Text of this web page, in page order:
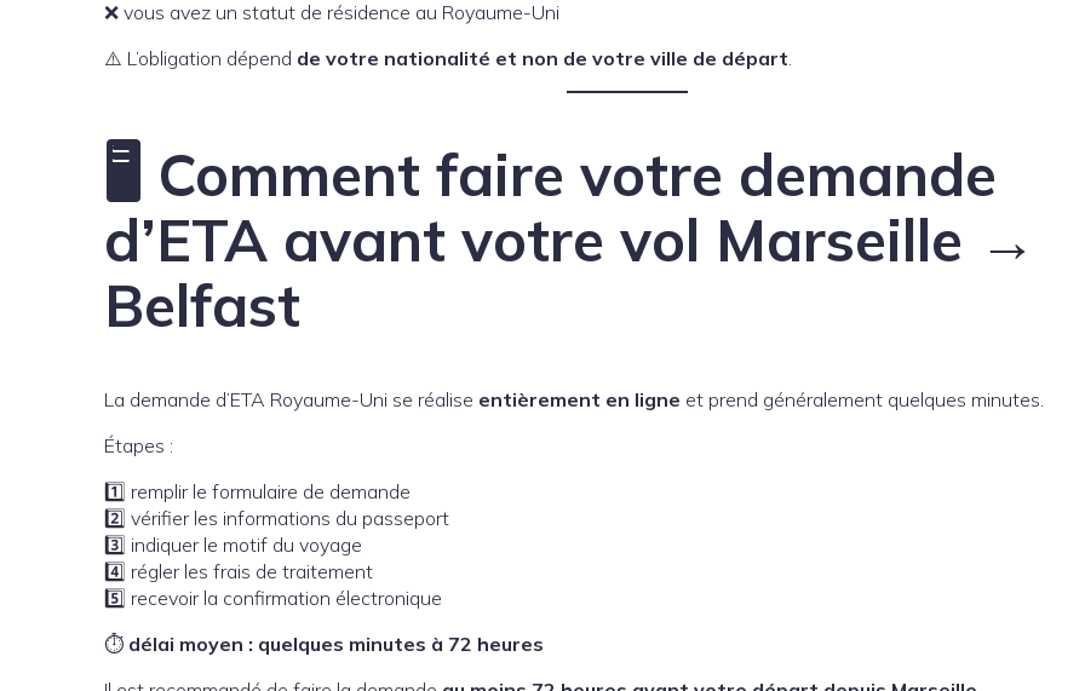
❌ vous avez un statut de résidence au Royaume-Uni
⚠️ L’obligation dépend de votre nationalité et non de votre ville de départ
🖥️ Comment faire votre demande
d’ETA avant votre vol Marseille →
Belfast
La demande d’ETA Royaume-Uni se réalise entièrement en ligne et prend généralement quelques minutes.
Étapes :
1️⃣ remplir le formulaire de demande
2️⃣ vérifier les informations du passeport
3️⃣ indiquer le motif du voyage
4️⃣ régler les frais de traitement
5️⃣ recevoir la confirmation électronique
⏱ délai moyen : quelques minutes à 72 heures